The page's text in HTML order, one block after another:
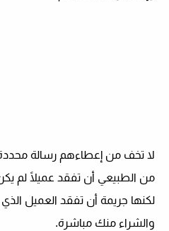
لا تخف من إعطاءهم رسالة
من الطبيعي أن تفقد عميلًا لم
لكنها جريمة أن تفقد العميل
والشراء منك مباشرة.